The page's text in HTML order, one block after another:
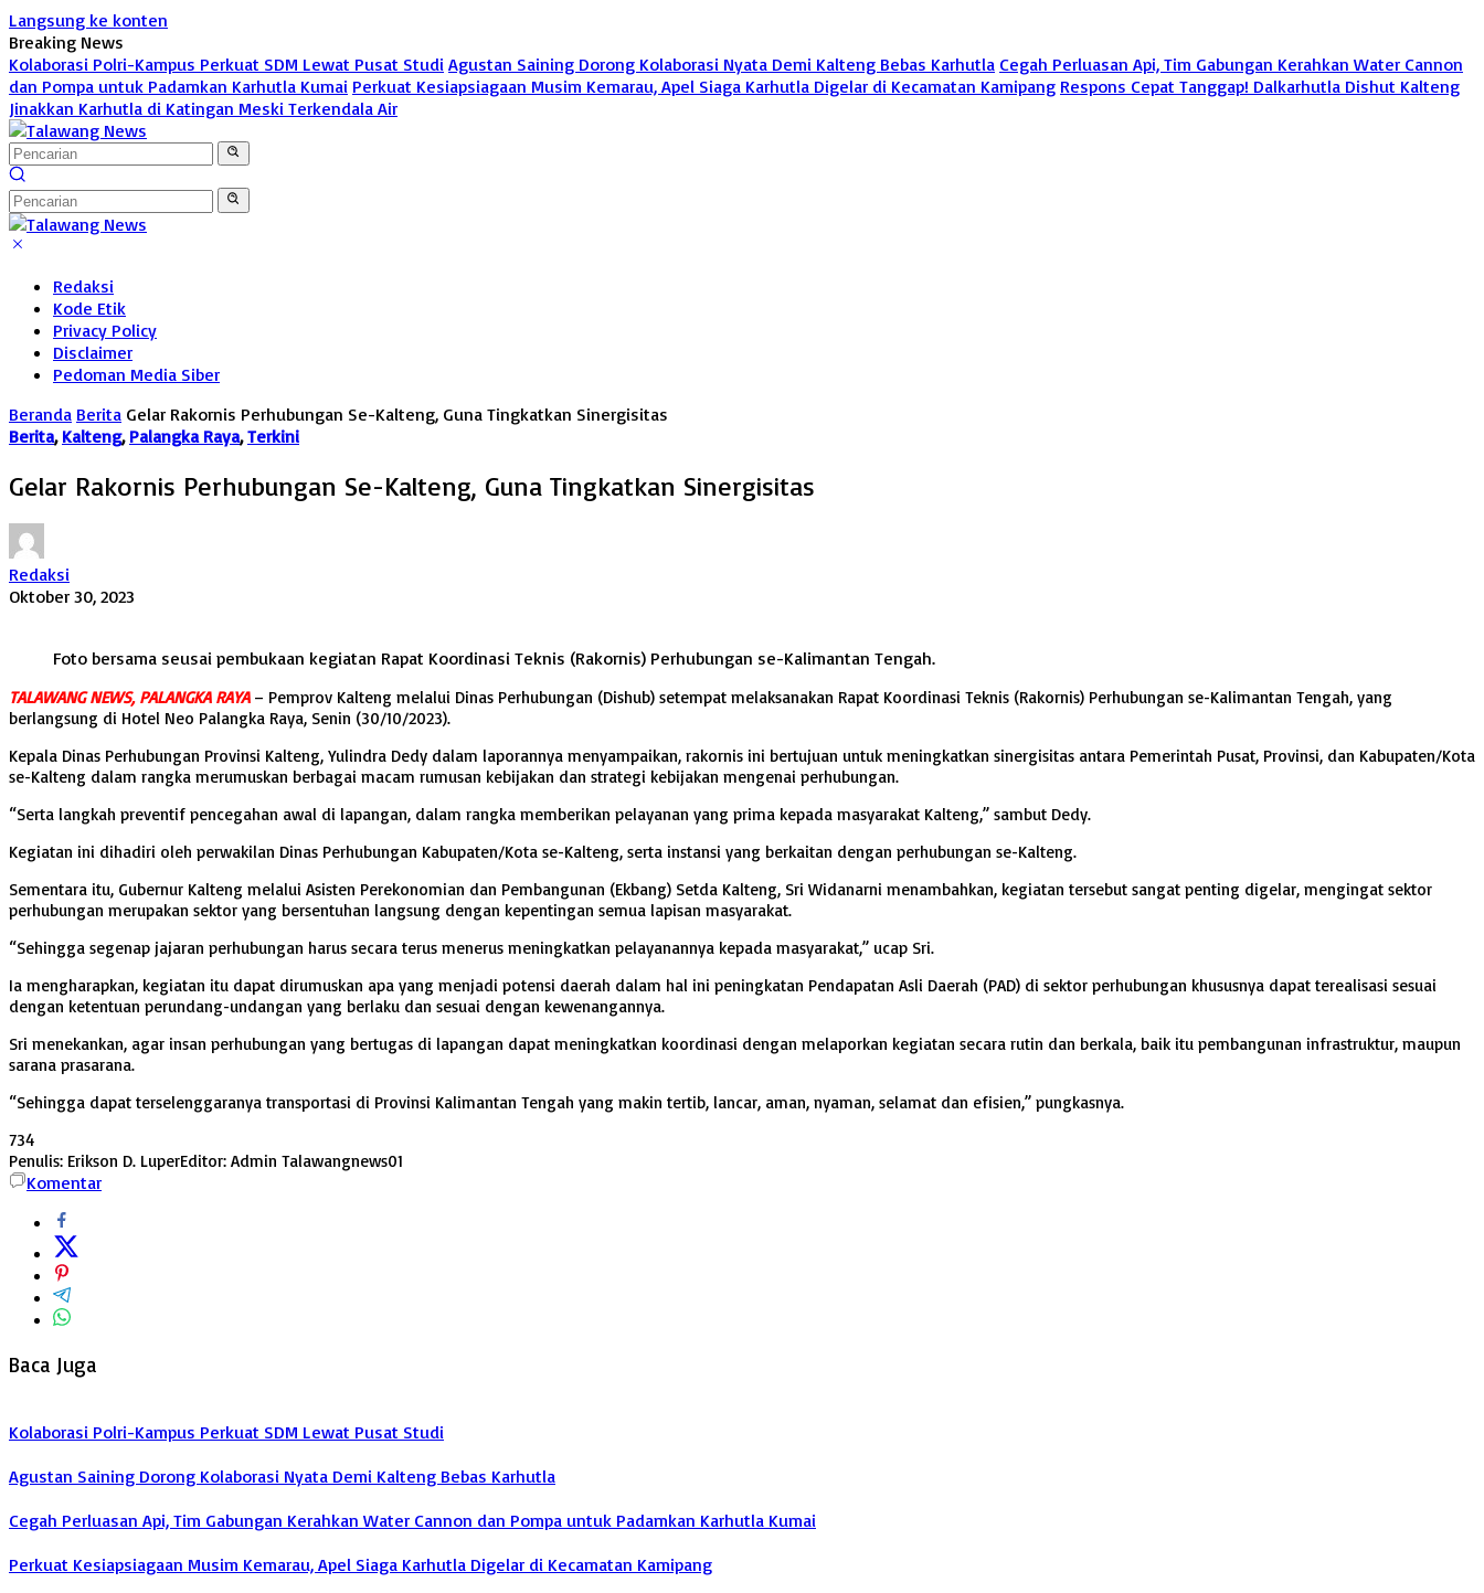
Langsung ke konten
Breaking News
Kolaborasi Polri-Kampus Perkuat SDM Lewat Pusat Studi Agustan Saining Dorong Kolaborasi Nyata Demi Kalteng Bebas Karhutla Cegah Perluasan Api, Tim Gabungan Kerahkan Water Cannon
dan Pompa untuk Padamkan Karhutla Kumai Perkuat Kesiapsiagaan Musim Kemarau, Apel Siaga Karhutla Digelar di Kecamatan Kamipang Respons Cepat Tanggap! Dalkarhutla Dishut Kalteng
Jinakkan Karhutla di Katingan Meski Terkendala Air
Redaksi
Kode Etik
Privacy Policy
Disclaimer
Pedoman Media Siber
Beranda Berita Gelar Rakornis Perhubungan Se-Kalteng, Guna Tingkatkan Sinergisitas
Berita, Kalteng, Palangka Raya,Terkini
Gelar Rakornis Perhubungan Se-Kalteng, Guna Tingkatkan Sinergisitas
Redaksi
Oktober 30, 2023
Foto bersama seusai pembukaan kegiatan Rapat Koordinasi Teknis (Rakornis) Perhubungan se-Kalimantan Tengah.
TALAWANG NEWS, PALANGKA RAYA– Pemprov Kalteng melalui Dinas Perhubungan (Dishub) setempat melaksanakan Rapat Koordinasi Teknis (Rakornis) Perhubungan se-Kalimantan Tengah, yang
berlangsung di Hotel Neo Palangka Raya, Senin (30/10/2023).
Kepala Dinas Perhubungan Provinsi Kalteng, Yulindra Dedy dalam laporannya menyampaikan, rakornis ini bertujuan untuk meningkatkan sinergisitas antara Pemerintah Pusat, Provinsi, dan Kabupaten/Kota
se-Kalteng dalam rangka merumuskan berbagai macam rumusan kebijakan dan strategi kebijakan mengenai perhubungan.
“Serta langkah preventif pencegahan awal di lapangan, dalam rangka memberikan pelayanan yang prima kepada masyarakat Kalteng,” sambut Dedy.
Kegiatan ini dihadiri oleh perwakilan Dinas Perhubungan Kabupaten/Kota se-Kalteng, serta instansi yang berkaitan dengan perhubungan se-Kalteng.
Sementara itu, Gubernur Kalteng melalui Asisten Perekonomian dan Pembangunan (Ekbang) Setda Kalteng, Sri Widanarni menambahkan, kegiatan tersebut sangat penting digelar, mengingat sektor
perhubungan merupakan sektor yang bersentuhan langsung dengan kepentingan semua lapisan masyarakat.
“Sehingga segenap jajaran perhubungan harus secara terus menerus meningkatkan pelayanannya kepada masyarakat,” ucap Sri.
Ia mengharapkan, kegiatan itu dapat dirumuskan apa yang menjadi potensi daerah dalam hal ini peningkatan Pendapatan Asli Daerah (PAD) di sektor perhubungan khususnya dapat terealisasi sesuai
dengan ketentuan perundang-undangan yang berlaku dan sesuai dengan kewenangannya.
Sri menekankan, agar insan perhubungan yang bertugas di lapangan dapat meningkatkan koordinasi dengan melaporkan kegiatan secara rutin dan berkala, baik itu pembangunan infrastruktur, maupun
sarana prasarana.
“Sehingga dapat terselenggaranya transportasi di Provinsi Kalimantan Tengah yang makin tertib, lancar, aman, nyaman, selamat dan efisien,” pungkasnya.
734
Penulis: Erikson D. LuperEditor: Admin Talawangnews01
Komentar
Baca Juga
Kolaborasi Polri-Kampus Perkuat SDM Lewat Pusat Studi
Agustan Saining Dorong Kolaborasi Nyata Demi Kalteng Bebas Karhutla
Cegah Perluasan Api, Tim Gabungan Kerahkan Water Cannon dan Pompa untuk Padamkan Karhutla Kumai
Perkuat Kesiapsiagaan Musim Kemarau, Apel Siaga Karhutla Digelar di Kecamatan Kamipang